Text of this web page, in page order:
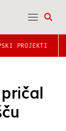
PROJEKTI